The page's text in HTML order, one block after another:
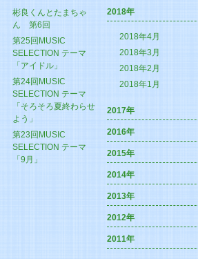
彬良くんとたまちゃ
ん 第6回
第25回MUSIC
SELECTION テーマ
「アイドル」
第24回MUSIC
SELECTION テーマ
「そろそろ夏終わらせ
よう」
第23回MUSIC
SELECTION テーマ
「9月」
2018年
2018年4月
2018年3月
2018年2月
2018年1月
2017年
2016年
2015年
2014年
2013年
2012年
2011年